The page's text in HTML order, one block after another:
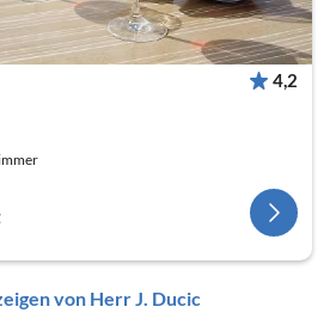
4,2
von Herr J. Ducic